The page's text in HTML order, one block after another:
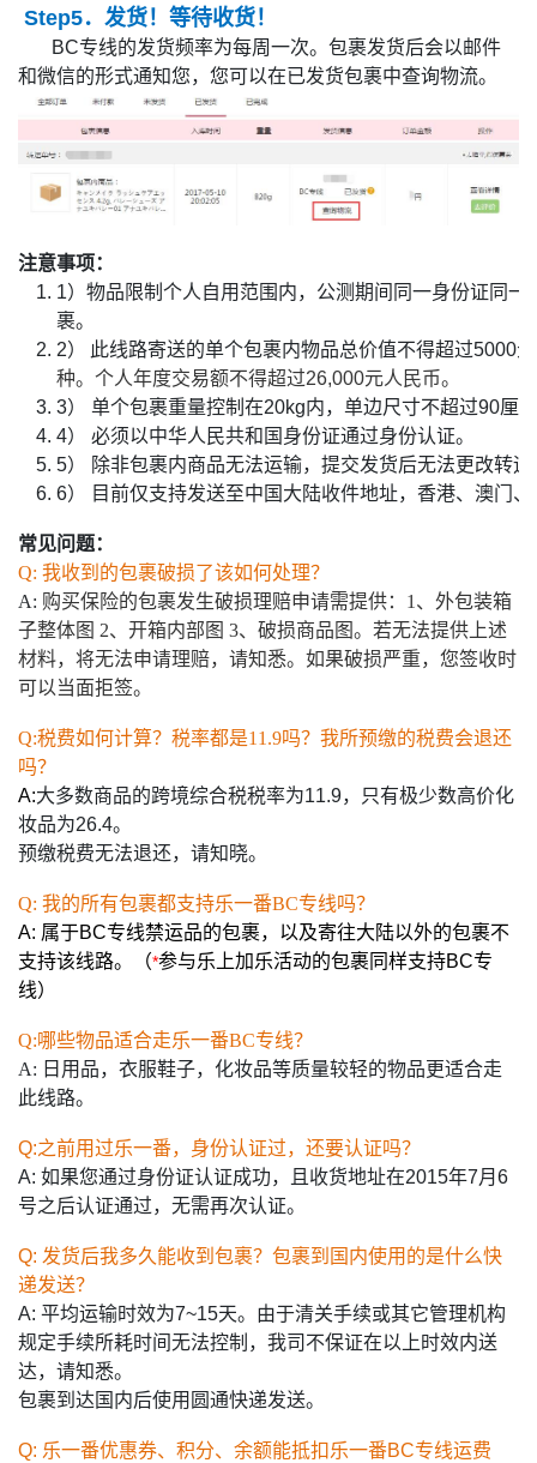
Step5．发货！等待收货！
BC专线的发货频率为每周一次。包裹发货后会以邮件
和微信的形式通知您， 您可以在已发货包裹中查询物流。
注意事项：
1）物品限制个人自用范围内，公测期间同一身份证同一
裹。
2）
此线路寄送的单个包裹内物品总价值不得超过5000
种。个人年度交易额不得超过26,000元人民币。
3） 单个包裹重量控制在20kg内，单边尺寸不超过90厘
4） 必须以中华人民共和国身份证通过身份认证。
5） 除非包裹内商品无法运输，提交发货后无法更改转
6） 目前仅支持发送至中国大陆收件地址，香港、澳门
常见问题：
Q: 我收到的包裹破损了该如何处理？
A: 购买保险的包裹发生破损理赔申请需提供：1、外包装箱
子整体图 2、开箱内部图 3、破损商品图。若无法提供上述
材料，将无法申请理赔，请知悉。如果破损严重，您签收时
可以当面拒签。
Q:税费如何计算？税率都是11.9吗？我所预缴的税费会退还
吗？
A:大多数商品的跨境综合税税率为11.9，只有极少数高价化
妆品为26.4。
预缴税费无法退还，请知晓。
Q: 我的所有包裹都支持乐一番BC专线吗？
A: 属于BC专线禁运品的包裹，以及寄往大陆以外的包裹不
支持该线路。（*参与乐上加乐活动的包裹同样支持BC专
线）
Q:哪些物品适合走乐一番BC专线？
A: 日用品，衣服鞋子，化妆品等质量较轻的物品更适合走
此线路。
Q:之前用过乐一番，身份认证过，还要认证吗？
A: 如果您通过身份证认证成功，且收货地址在2015年7月6
号之后认证通过，无需再次认证。
Q: 发货后我多久能收到包裹？包裹到国内使用的是什么快
递发送？
A: 平均运输时效为7~15天。由于清关手续或其它管理机构
规定手续所耗时间无法控制，我司不保证在以上时效内送
达，请知悉。
包裹到达国内后使用圆通快递发送。
Q: 乐一番优惠券、积分、余额能抵扣乐一番BC专线运费